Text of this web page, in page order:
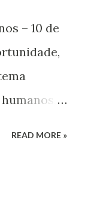
– 10 de
READ MORE »